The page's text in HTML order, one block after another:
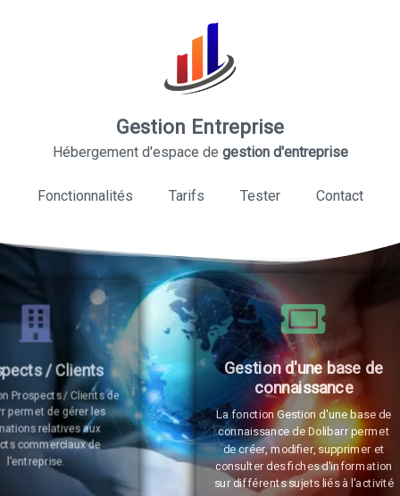
Gestion Entreprise
Hébergement d'espace de gestion d'entreprise
Fonctionnalités Tarifs Tester Contact
Gestion d'une base de
connaissance
La fonction Gestion d'une base de
connaissance de Dolibarr permet
de créer, modifier, supprimer et
consulter des fiches d'information
sur différents sujets liés à l'activité